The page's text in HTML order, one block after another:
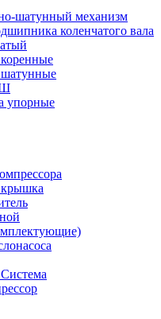
шатунный механизм
коленчатого вала
упорные